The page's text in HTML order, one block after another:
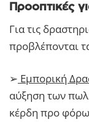
Προοπτικές
Για τις
προβλέπονται
➢ Εμπορική
αύξηση των
κέρδη προ